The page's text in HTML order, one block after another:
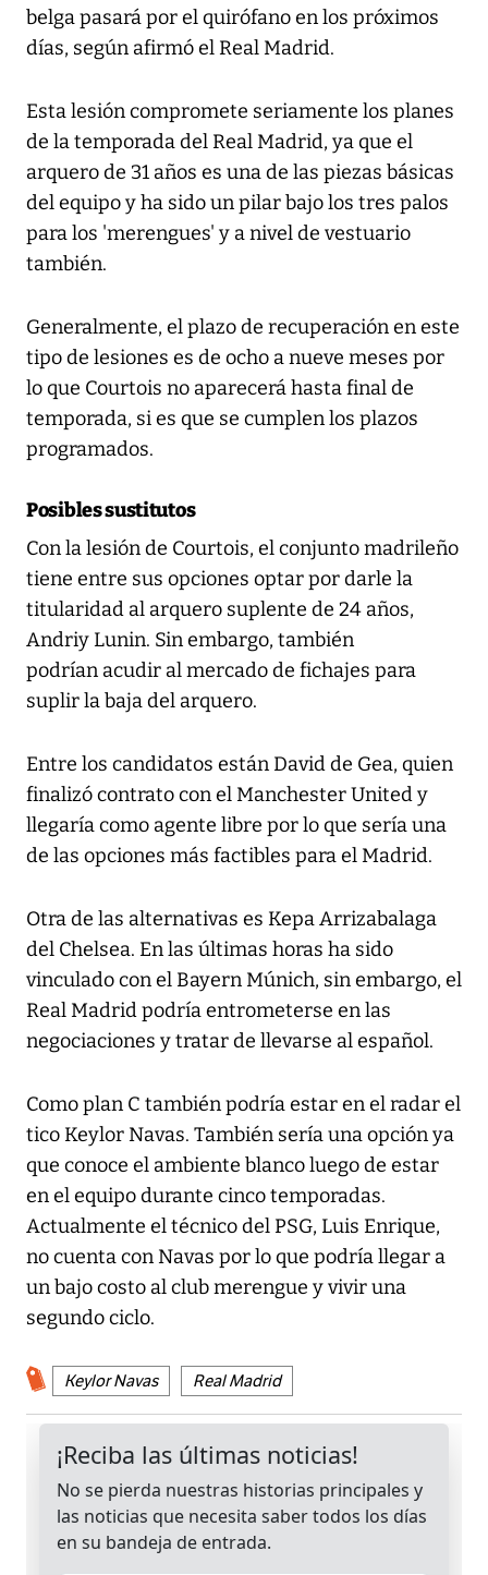
belga pasará por el quirófano en los próximos
días, según afirmó el Real Madrid.
Esta lesión compromete seriamente los planes
de la temporada del Real Madrid, ya que el
arquero de 31 años es una de las piezas básicas
del equipo y ha sido un pilar bajo los tres palos
para los 'merengues' y a nivel de vestuario
también.
Generalmente, el plazo de recuperación en este
tipo de lesiones es de ocho a nueve meses por
lo que Courtois no aparecerá hasta final de
temporada, si es que se cumplen los plazos
programados.
Posibles sustitutos
Con la lesión de Courtois, el conjunto madrileño
tiene entre sus opciones optar por darle la
titularidad al arquero suplente de 24 años,
Andriy Lunin. Sin embargo, también
podrían acudir al mercado de fichajes para
suplir la baja del arquero.
Entre los candidatos están David de Gea, quien
finalizó contrato con el Manchester United y
llegaría como agente libre por lo que sería una
de las opciones más factibles para el Madrid.
Otra de las alternativas es Kepa Arrizabalaga
del Chelsea. En las últimas horas ha sido
vinculado con el Bayern Múnich, sin embargo, el
Real Madrid podría entrometerse en las
negociaciones y tratar de llevarse al español.
Como plan C también podría estar en el radar el
tico Keylor Navas. También sería una opción ya
que conoce el ambiente blanco luego de estar
en el equipo durante cinco temporadas.
Actualmente el técnico del PSG, Luis Enrique,
no cuenta con Navas por lo que podría llegar a
un bajo costo al club merengue y vivir una
segundo ciclo.
Keylor Navas Real Madrid